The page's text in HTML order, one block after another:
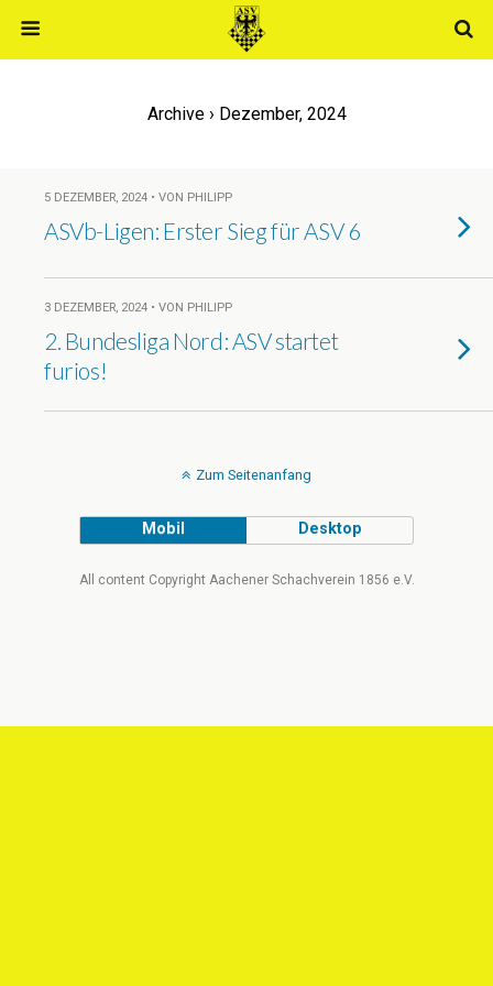
Archive › Dezember, 2024
5 DEZEMBER, 2024 • VON PHILIPP
ASVb-Ligen: Erster Sieg für ASV 6
3 DEZEMBER, 2024 • VON PHILIPP
2. Bundesliga Nord: ASV startet
furios!
Zum Seitenanfang
Mobil Desktop
All content Copyright Aachener Schachverein 1856 e.V.